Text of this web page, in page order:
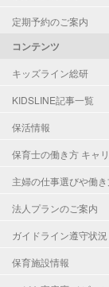
定期予約のご案内
コンテンツ
キッズライン総研
KIDSLINE記事一覧
保活情報
保育士の働き方 キャ
主婦の仕事選びや働
法人プランのご案内
ガイドライン遵守状況
保育施設情報